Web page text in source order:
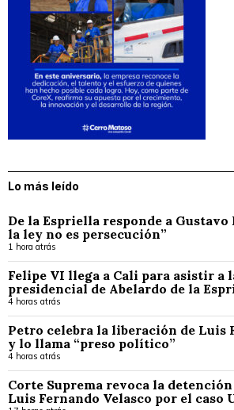
Lo más leído
De la Espriella responde a
la ley no es persecución”
1 hora atrás
Felipe VI llega a Cali para asistir a
presidencial de Abelardo de la
4 horas atrás
Petro celebra la liberación de Luis
y lo llama “preso político”
4 horas atrás
Corte Suprema revoca la
Luis Fernando Velasco por el caso